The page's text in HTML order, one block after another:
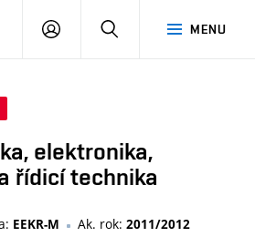
MENU
PŘIHLÁSIT
elektronika,
řídicí technika
EEKR-M Ak. rok: 2011/2012